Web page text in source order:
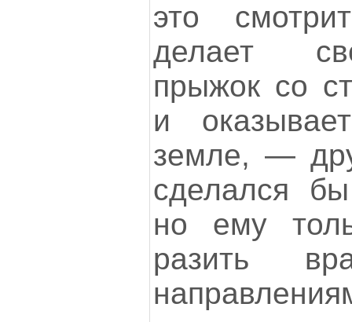
это
делает
прыжок со
и
земле, —
сделался
но ему
разить